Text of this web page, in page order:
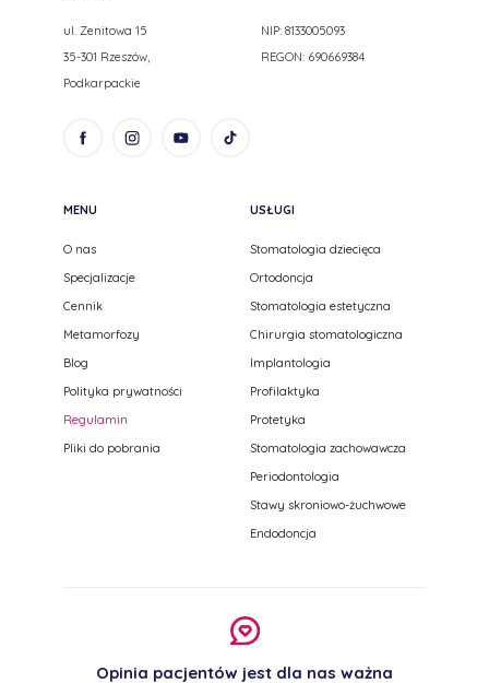
ul. Zenitowa 15
35-301 Rzeszów,
Podkarpackie
NIP: 8133005093
REGON: 690669384
MENU
O nas
Specjalizacje
Cennik
Metamorfozy
Blog
Polityka prywatności
Regulamin
Pliki do pobrania
USŁUGI
Stomatologia dziecięca
Ortodoncja
Stomatologia estetyczna
Chirurgia stomatologiczna
Implantologia
Profilaktyka
Protetyka
Stomatologia zachowawcza
Periodontologia
Stawy skroniowo-żuchwowe
Endodoncja
Opinia pacjentów jest dla nas ważna